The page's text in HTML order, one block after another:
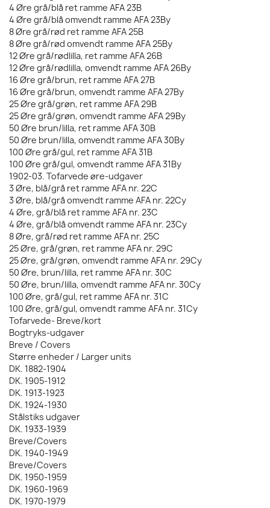
4 Øre grå/blå ret ramme AFA 23B
4 Øre grå/blå omvendt ramme AFA 23By
8 Øre grå/rød ret ramme AFA 25B
8 Øre grå/rød omvendt ramme AFA 25By
12 Øre grå/rødlilla, ret ramme AFA 26B
12 Øre grå/rødlilla, omvendt ramme AFA 26By
16 Øre grå/brun, ret ramme AFA 27B
16 Øre grå/brun, omvendt ramme AFA 27By
25 Øre grå/grøn, ret ramme AFA 29B
25 Øre grå/grøn, omvendt ramme AFA 29By
50 Øre brun/lilla, ret ramme AFA 30B
50 Øre brun/lilla, omvendt ramme AFA 30By
100 Øre grå/gul, ret ramme AFA 31B
100 Øre grå/gul, omvendt ramme AFA 31By
1902-03. Tofarvede øre-udgaver
3 Øre, blå/grå ret ramme AFA nr. 22C
3 Øre, blå/grå omvendt ramme AFA nr. 22Cy
4 Øre, grå/blå ret ramme AFA nr. 23C
4 Øre, grå/blå omvendt ramme AFA nr. 23Cy
8 Øre, grå/rød ret ramme AFA nr. 25C
25 Øre, grå/grøn, ret ramme AFA nr. 29C
25 Øre, grå/grøn, omvendt ramme AFA nr. 29Cy
50 Øre, brun/lilla, ret ramme AFA nr. 30C
50 Øre, brun/lilla, omvendt ramme AFA nr. 30Cy
100 Øre, grå/gul, ret ramme AFA nr. 31C
100 Øre, grå/gul, omvendt ramme AFA nr. 31Cy
Tofarvede- Breve/kort
Bogtryks-udgaver
Breve / Covers
Større enheder / Larger units
DK. 1882-1904
DK. 1905-1912
DK. 1913-1923
DK. 1924-1930
Stålstiks udgaver
DK. 1933-1939
Breve/Covers
DK. 1940-1949
Breve/Covers
DK. 1950-1959
DK. 1960-1969
DK. 1970-1979